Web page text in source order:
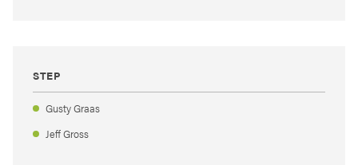
STEP
Gusty Graas
Jeff Gross